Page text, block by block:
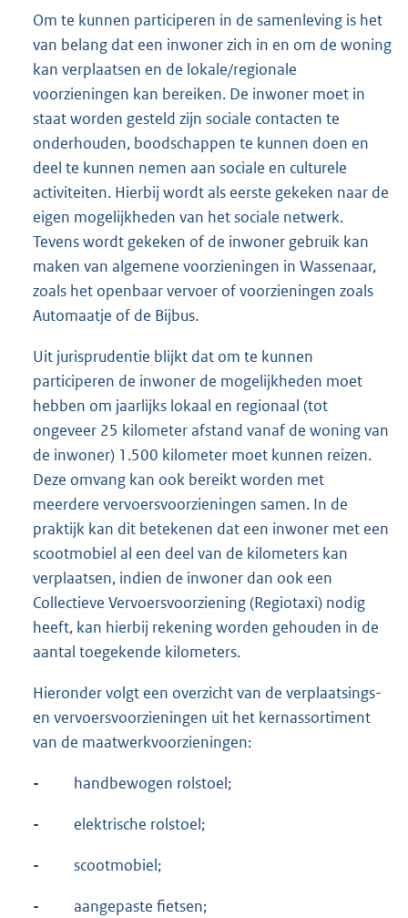
Om te kunnen participeren in de samenleving is het
van belang dat een inwoner zich in en om de woning
kan verplaatsen en de lokale/regionale
voorzieningen kan bereiken. De inwoner moet in
staat worden gesteld zijn sociale contacten te
onderhouden, boodschappen te kunnen doen en
deel te kunnen nemen aan sociale en culturele
activiteiten. Hierbij wordt als eerste gekeken naar de
eigen mogelijkheden van het sociale netwerk.
Tevens wordt gekeken of de inwoner gebruik kan
maken van algemene voorzieningen in Wassenaar,
zoals het openbaar vervoer of voorzieningen zoals
Automaatje of de Bijbus.
Uit jurisprudentie blijkt dat om te kunnen
participeren de inwoner de mogelijkheden moet
hebben om jaarlijks lokaal en regionaal (tot
ongeveer 25 kilometer afstand vanaf de woning van
de inwoner) 1.500 kilometer moet kunnen reizen.
Deze omvang kan ook bereikt worden met
meerdere vervoersvoorzieningen samen. In de
praktijk kan dit betekenen dat een inwoner met een
scootmobiel al een deel van de kilometers kan
verplaatsen, indien de inwoner dan ook een
Collectieve Vervoersvoorziening (Regiotaxi) nodig
heeft, kan hierbij rekening worden gehouden in de
aantal toegekende kilometers.
Hieronder volgt een overzicht van de verplaatsings-
en vervoersvoorzieningen uit het kernassortiment
van de maatwerkvoorzieningen:
- handbewogen rolstoel;
- elektrische rolstoel;
- scootmobiel;
- aangepaste fietsen;